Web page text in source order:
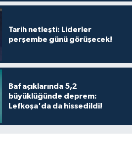
Tarih netleşti: Liderler
perşembe günü görüşecek!
Baf açıklarında 5,2
büyüklüğünde deprem:
Lefkoşa'da da hissedildi!